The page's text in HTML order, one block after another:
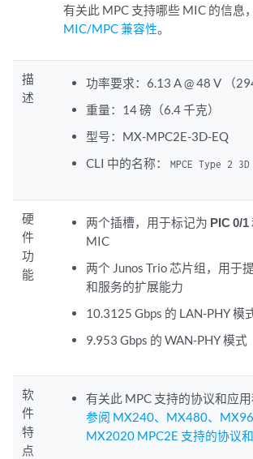
有关此 MPC 支持哪些 MIC 的信息
MIC/MPC 兼容性。
描
述
功率要求：6.13 A @ 48 V （
重量：14 磅（6.4 千克）
型号：MX-MPC2E-3D-EQ
CLI 中的名称： MPCE Type 2 3D
硬
件
功
能
两个插槽，用于标记为 PIC 0/1
MIC
两个 Junos Trio 芯片组，用于
和服务的扩展能力
10.3125 Gbps 的 LAN-PHY 模
9.953 Gbps 的 WAN-PHY 模式
软
件
特
点
有关此 MPC 支持的协议和应
参阅 MX240、MX480、
MX2020 MPC2E 支持的协议